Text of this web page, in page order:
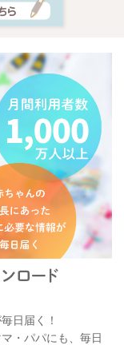
日届く！
・パパにも、毎日